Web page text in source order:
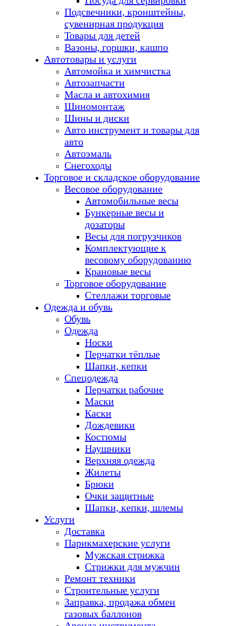
Подсвечники, кронштейны,
сувенирная продукция
Товары для детей
Вазоны, горшки, кашпо
Автотовары и услуги
Автомойка и химчистка
Автозапчасти
Масла и автохимия
Шиномонтаж
Шины и диски
Авто инструмент и товары для
авто
Автоэмаль
Снегоходы
Торговое и складское оборудование
Весовое оборудование
Автомобильные весы
Бункерные весы и
дозаторы
Весы для погрузчиков
Комплектующие к
весовому оборудованию
Крановые весы
Торговое оборудование
Стеллажи торговые
Одежда и обувь
Обувь
Одежда
Носки
Перчатки тёплые
Шапки, кепки
Спецодежда
Перчатки рабочие
Маски
Каски
Дождевики
Костюмы
Наушники
Верхняя одежда
Жилеты
Брюки
Очки защитные
Шапки, кепки, шлемы
Услуги
Доставка
Парикмахерские услуги
Мужская стрижка
Стрижки для мужчин
Ремонт техники
Строительные услуги
Заправка, продажа обмен
газовых баллонов